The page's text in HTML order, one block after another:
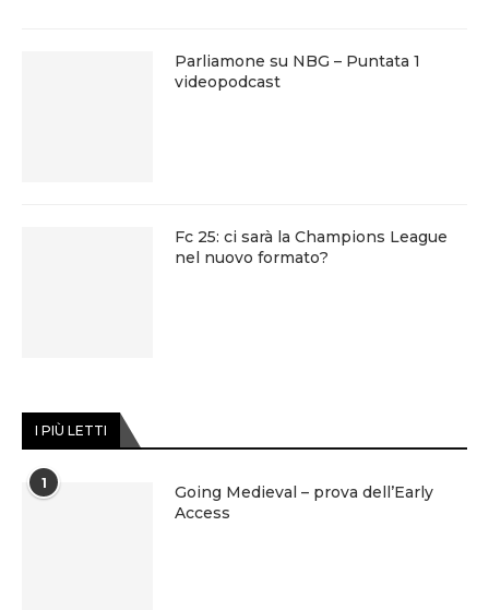
Parliamone su NBG – Puntata 1
videopodcast
Fc 25: ci sarà la Champions League
nel nuovo formato?
I PIÙ LETTI
1
Going Medieval – prova dell’Early
Access